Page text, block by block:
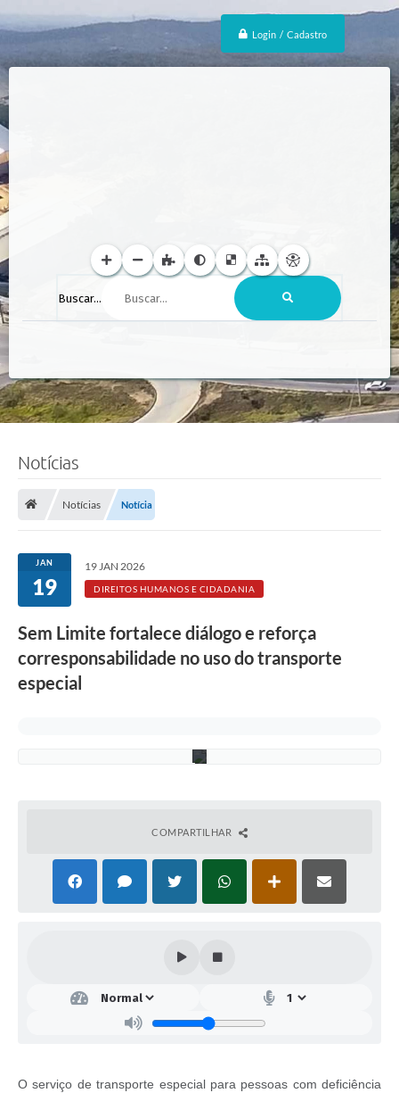
Login / Cadastro
Buscar...
Notícias
Notícias Notícia
JAN
19
19 JAN 2026
DIREITOS HUMANOS E CIDADANIA
Sem Limite fortalece diálogo e reforça
corresponsabilidade no uso do transporte
especial
c
i
a
l
l
COMPARTILHAR
O serviço de transporte especial para pessoas com deficiência